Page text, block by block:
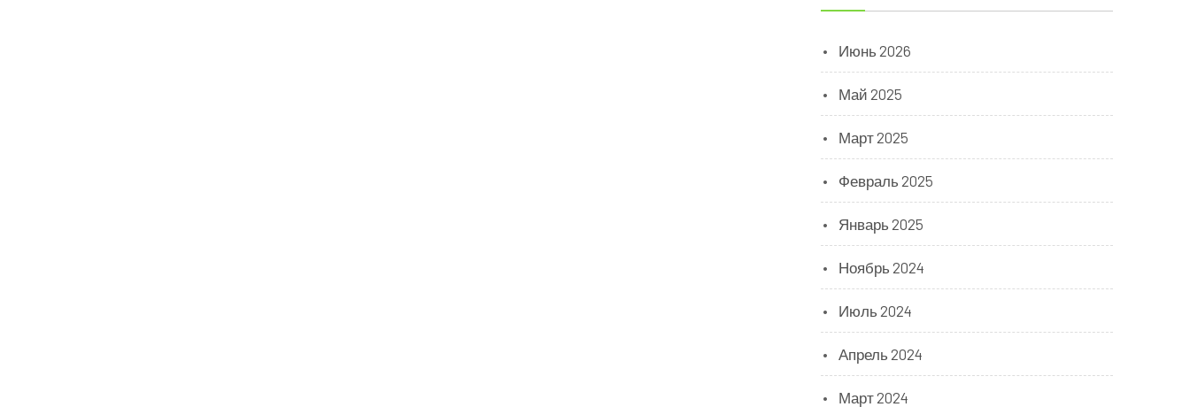
Июнь 2026
Май 2025
Март 2025
Февраль 2025
Январь 2025
Ноябрь 2024
Июль 2024
Апрель 2024
Март 2024